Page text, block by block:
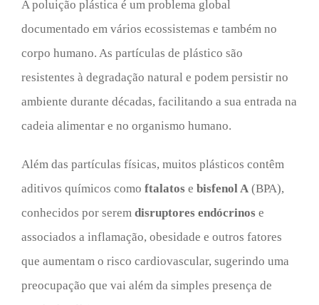
A poluição plástica é um problema global
documentado em vários ecossistemas e também no
corpo humano. As partículas de plástico são
resistentes à degradação natural e podem persistir no
ambiente durante décadas, facilitando a sua entrada na
cadeia alimentar e no organismo humano.
Além das partículas físicas, muitos plásticos contêm
aditivos químicos como ftalatos e bisfenol A (BPA),
conhecidos por serem disruptores endócrinos e
associados a inflamação, obesidade e outros fatores
que aumentam o risco cardiovascular, sugerindo uma
preocupação que vai além da simples presença de